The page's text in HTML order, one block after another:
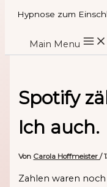
Hypnose zum
Main Menu
Spotify
Ich auch.
Von Carola Hoffmeister/
Zahlen waren